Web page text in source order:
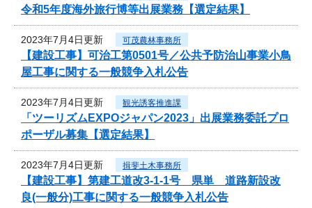
令和5年度海外旅行博等出展業務【選定結果】
2023年7月4日更新 可茂農林事務所
【建設工事】可治工第0501号／公共予防治山事業小鳥
屋工事に関する一般競争入札公告
2023年7月4日更新 観光誘客推進課
「ツーリズムEXPOジャパン2023」出展業務委託プロ
ポーザル募集【選定結果】
2023年7月4日更新 揖斐土木事務所
【建設工事】第建工道改3-1-1号 県単 道路新設改
良(一般分)工事に関する一般競争入札公告